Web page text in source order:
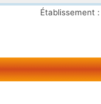
Établissement :